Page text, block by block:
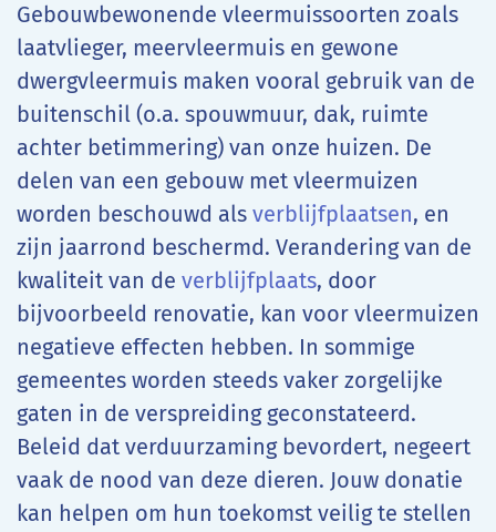
Gebouwbewonende vleermuissoorten zoals
laatvlieger, meervleermuis en gewone
dwergvleermuis maken vooral gebruik van de
buitenschil (o.a. spouwmuur, dak, ruimte
achter betimmering) van onze huizen. De
delen van een gebouw met vleermuizen
worden beschouwd als verblijfplaatsen, en
zijn jaarrond beschermd. Verandering van de
kwaliteit van de verblijfplaats, door
bijvoorbeeld renovatie, kan voor vleermuizen
negatieve effecten hebben. In sommige
gemeentes worden steeds vaker zorgelijke
gaten in de verspreiding geconstateerd.
Beleid dat verduurzaming bevordert, negeert
vaak de nood van deze dieren. Jouw donatie
kan helpen om hun toekomst veilig te stellen